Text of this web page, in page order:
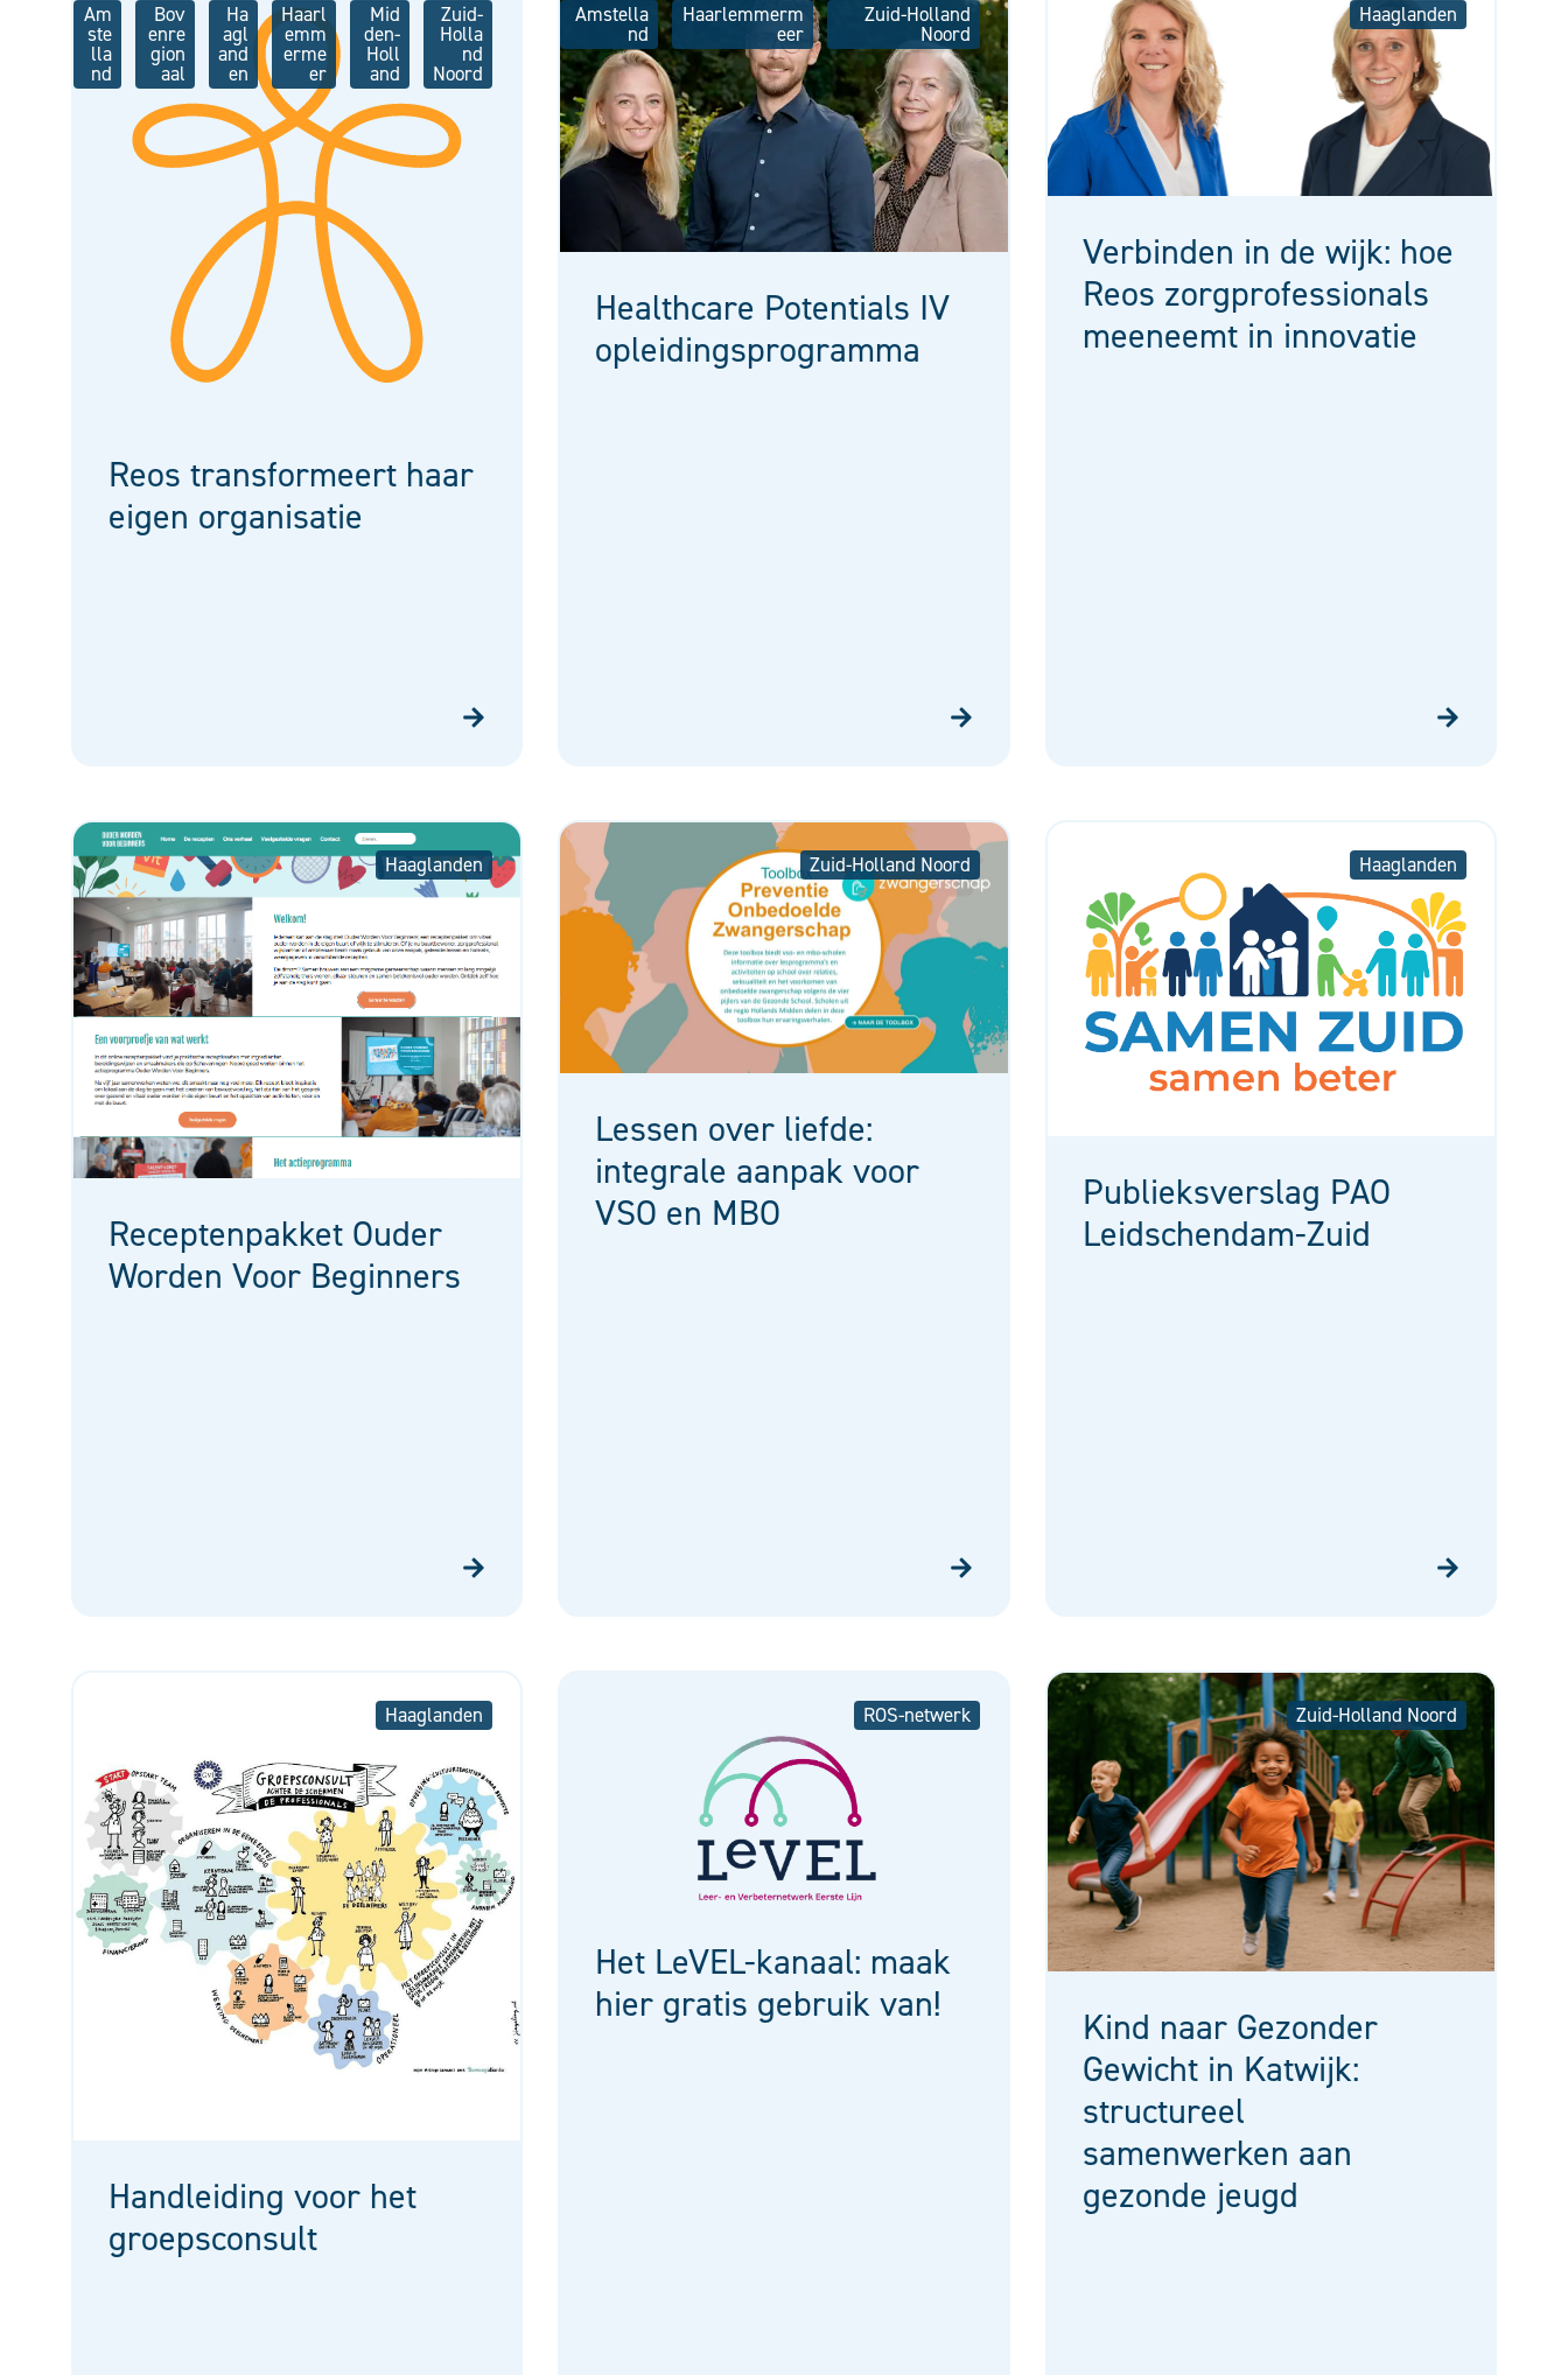
Am
ste
lla
nd
Bov
enre
gion
aal
Ha
agl
and
en
Haarl
emm
erme
er
Mid
den-
Holl
and
Zuid-
Holla
nd
Noord
Reos transformeert haar
eigen organisatie
Amstella
nd
Haarlemmerm
eer
Zuid-Holland
Noord
Healthcare Potentials IV
opleidingsprogramma
Haaglanden
Verbinden in de wijk: hoe
Reos zorgprofessionals
meeneemt in innovatie
Haaglanden
Receptenpakket Ouder
Worden Voor Beginners
Zuid-Holland Noord
Lessen over liefde:
integrale aanpak voor
VSO en MBO
Haaglanden
Publieksverslag PAO
Leidschendam-Zuid
Haaglanden
Handleiding voor het
groepsconsult
ROS-netwerk
Het LeVEL-kanaal: maak
hier gratis gebruik van!
Zuid-Holland Noord
Kind naar Gezonder
Gewicht in Katwijk:
structureel
samenwerken aan
gezonde jeugd